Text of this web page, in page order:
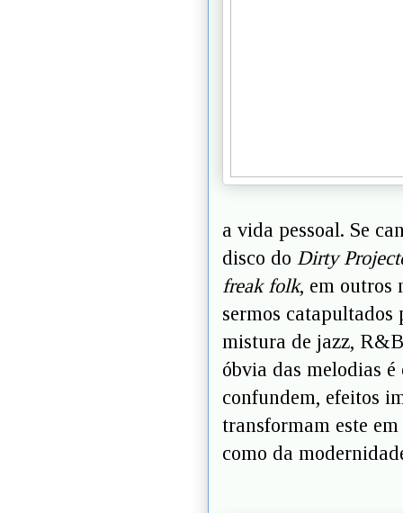
a vida pessoal. Se
disco do Dirty
freak folk, em outros
sermos catapultados
mistura de jazz,
óbvia das melodias
confundem, efeitos
transformam este
como da